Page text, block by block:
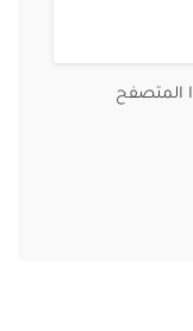
المتصفح